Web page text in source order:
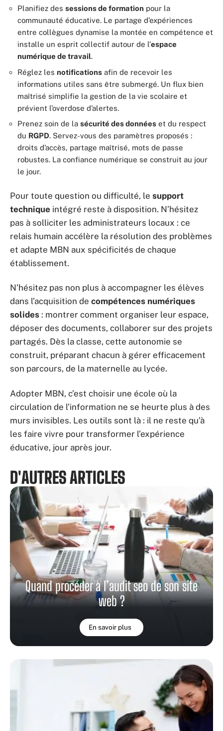
Planifiez des sessions de formation pour la
communauté éducative. Le partage d’expériences
entre collègues dynamise la montée en compétence et
installe un esprit collectif autour de l’espace
numérique de travail.
Réglez les notifications afin de recevoir les
informations utiles sans être submergé. Un flux bien
maîtrisé simplifie la gestion de la vie scolaire et
prévient l’overdose d’alertes.
Prenez soin de la sécurité des données et du respect
du RGPD. Servez-vous des paramètres proposés :
droits d’accès, partage maîtrisé, mots de passe
robustes. La confiance numérique se construit au jour
le jour.
Pour toute question ou difficulté, le support
technique intégré reste à disposition. N’hésitez
pas à solliciter les administrateurs locaux : ce
relais humain accélère la résolution des problèmes
et adapte MBN aux spécificités de chaque
établissement.
N’hésitez pas non plus à accompagner les élèves
dans l’acquisition de compétences numériques
solides : montrer comment organiser leur espace,
déposer des documents, collaborer sur des projets
partagés. Dès la classe, cette autonomie se
construit, préparant chacun à gérer efficacement
son parcours, de la maternelle au lycée.
Adopter MBN, c’est choisir une école où la
circulation de l’information ne se heurte plus à des
murs invisibles. Les outils sont là : il ne reste qu’à
les faire vivre pour transformer l’expérience
éducative, jour après jour.
D'AUTRES ARTICLES
Quand procéder à l’audit seo de son site
web ?
En savoir plus